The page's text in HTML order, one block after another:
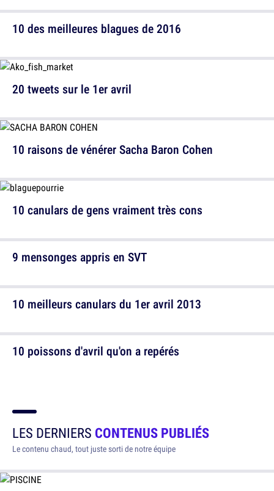
20 tweets sur le 1er avril
10 canulars de gens vraiment très cons
10 poissons d'avril qu'on a repérés
10 des meilleures blagues de 2016
10 raisons de vénérer Sacha Baron Cohen
9 mensonges appris en SVT
10 meilleurs canulars du 1er avril 2013
LES DERNIERS CONTENUS PUBLIÉS
Le contenu chaud, tout juste sorti de notre équipe